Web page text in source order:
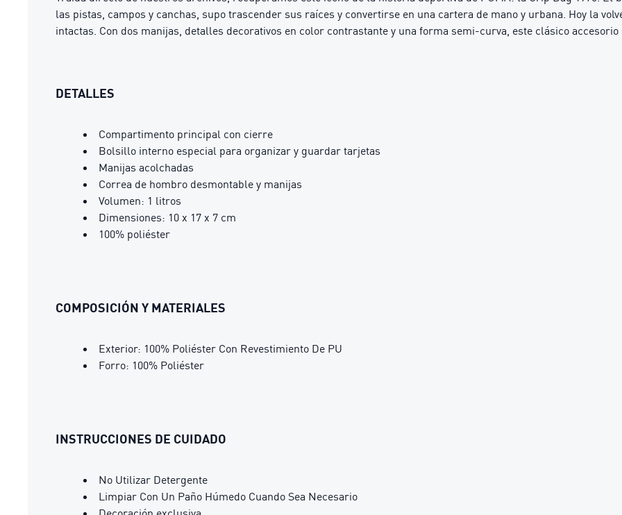
las pistas, campos y canchas, supo trascender sus raíces y convertirse en una cartera de mano y urbana. Hoy la
intactas. Con dos manijas, detalles decorativos en color contrastante y una forma semi-curva, este clásico
DETALLES
Compartimento principal con cierre
Bolsillo interno especial para organizar y guardar tarjetas
Manijas acolchadas
Correa de hombro desmontable y manijas
Volumen: 1 litros
Dimensiones: 10 x 17 x 7 cm
100% poliéster
COMPOSICIÓN Y MATERIALES
Exterior: 100% Poliéster Con Revestimiento De PU
Forro: 100% Poliéster
INSTRUCCIONES DE CUIDADO
No Utilizar Detergente
Limpiar Con Un Paño Húmedo Cuando Sea Necesario